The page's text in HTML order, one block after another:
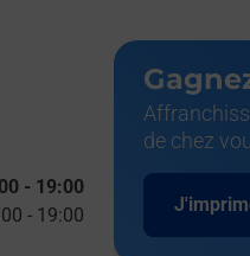
- 19:00
- 19:00
de chez